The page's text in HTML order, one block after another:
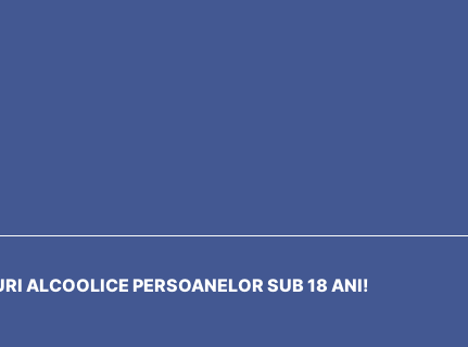
ALCOOLICE PERSOANELOR SUB 18 ANI!